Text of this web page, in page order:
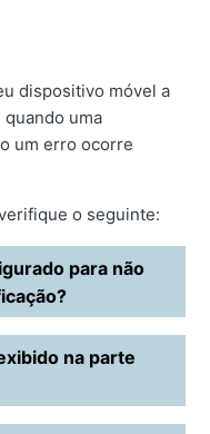
dispositivo móvel a
uma
um erro ocorre
o seguinte:
para não
na parte